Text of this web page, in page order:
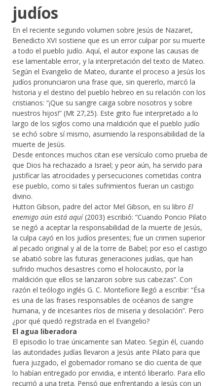
judíos
En el reciente segundo volumen sobre Jesús de Nazaret,
Benedicto XVI sostiene que es un error culpar por su muerte
a todo el pueblo judío. Aquí, el autor expone las causas de
ese lamentable error, y la interpretación del texto de Mateo.
Según el Evangelio de Mateo, durante el proceso a Jesús los
judíos pronunciaron una frase que, sin quererlo, marcó la
historia y el destino del pueblo hebreo en su relación con los
cristianos: “¡Que su sangre caiga sobre nosotros y sobre
nuestros hijos!” (Mt 27,25). Este grito fue interpretado a lo
largo de los siglos como una maldición que el pueblo judío
se echó sobre sí mismo, asumiendo la responsabilidad de la
muerte de Jesús.
Desde entonces muchos citan ese versículo como prueba de
que Dios ha rechazado a Israel; y peor aún, ha servido para
justificar las atrocidades y persecuciones cometidas contra
ese pueblo, como si tales sufrimientos fueran un castigo
divino.
Hutton Gibson, padre del actor Mel Gibson, en su libro El
enemigo aún está aquí(2003) escribió: “Cuando Poncio Pilato
se negó a aceptar la responsabilidad de la muerte de Jesús,
la culpa cayó en los judíos presentes; fue un crimen superior
al pecado original y al de la torre de Babel; por eso el castigo
se abatió sobre las futuras generaciones judías, que han
sufrido muchos desastres como el holocausto, por la
maldición que ellos se lanzaron sobre sus cabezas”. Con
razón el teólogo inglés G. C. Montefiore llegó a escribir: “Ésa
es una de las frases responsables de océanos de sangre
humana, y de incesantes ríos de miseria y desolación”. Pero
¿por qué quedó registrada en el Evangelio?
El agua liberadora
El episodio lo trae únicamente san Mateo. Según él, cuando
las autoridades judías llevaron a Jesús ante Pilato para que
fuera juzgado, el gobernador romano se dio cuenta de que
lo habían entregado por envidia, e intentó liberarlo. Para ello
recurrió a una treta. Pensó que enfrentando a Jesús con un